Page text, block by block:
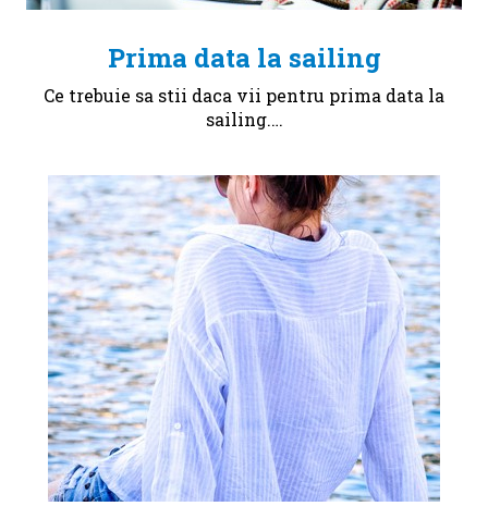
Prima data la sailing
Ce trebuie sa stii daca vii pentru prima data la
sailing.…